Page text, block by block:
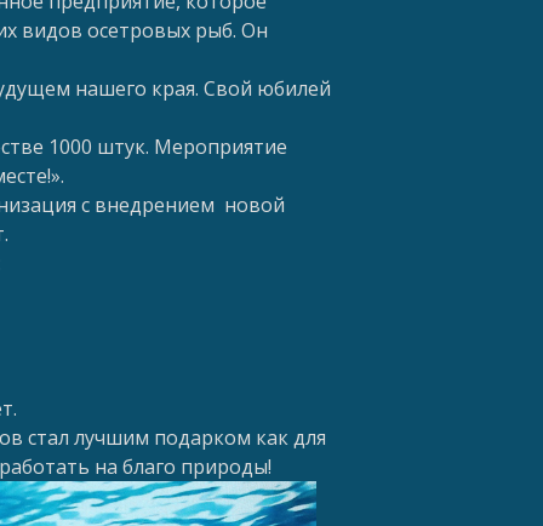
видов осетровых рыб. Он
нашего края. Свой юбилей
1000 штук. Мероприятие
с внедрением новой
стал лучшим подарком как для
на благо природы!